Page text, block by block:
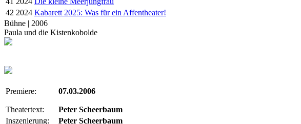
42 2024 Kabarett 2025: Was für ein Affentheater!
Bühne | 2006
Paula und die Kistenkobolde
Premiere: 07.03.2006
Theatertext:
Peter Scheerbaum
Inszenierung:
Peter Scheerbaum